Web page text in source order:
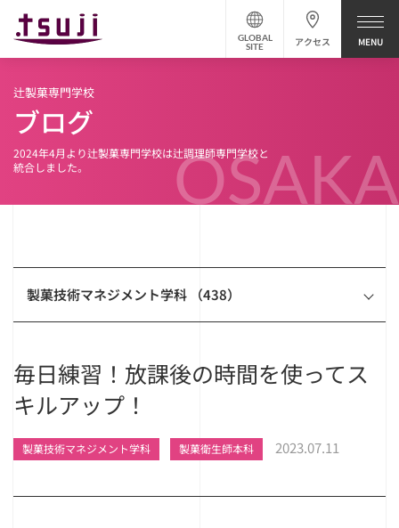
アクセス
GLOBAL
SITE
OSAKA
辻製菓専門学校
ブログ
2024年4月より辻製菓専門学校は辻調理師専門学校と
統合しました。
製菓技術マネジメント学科 （438）
毎日練習！放課後の時間を使ってス
キルアップ！
製菓技術マネジメント学科 製菓衛生師本科 2023.07.11